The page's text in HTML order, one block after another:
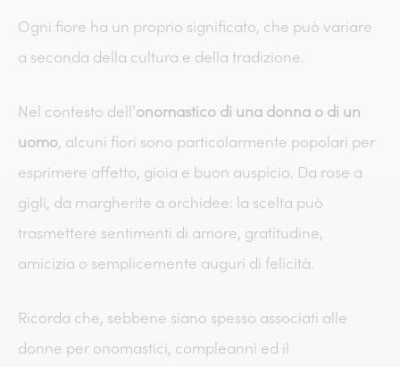
Ogni fiore ha un proprio significato, che può variare
a seconda della cultura e della tradizione.
Nel contesto dell’onomastico di una donna o di un
uomo, alcuni fiori sono particolarmente popolari per
esprimere affetto, gioia e buon auspicio. Da rose a
gigli, da margherite a orchidee: la scelta può
trasmettere sentimenti di amore, gratitudine,
amicizia o semplicemente auguri di felicità.
Ricorda che, sebbene siano spesso associati alle
donne per onomastici, compleanni ed il